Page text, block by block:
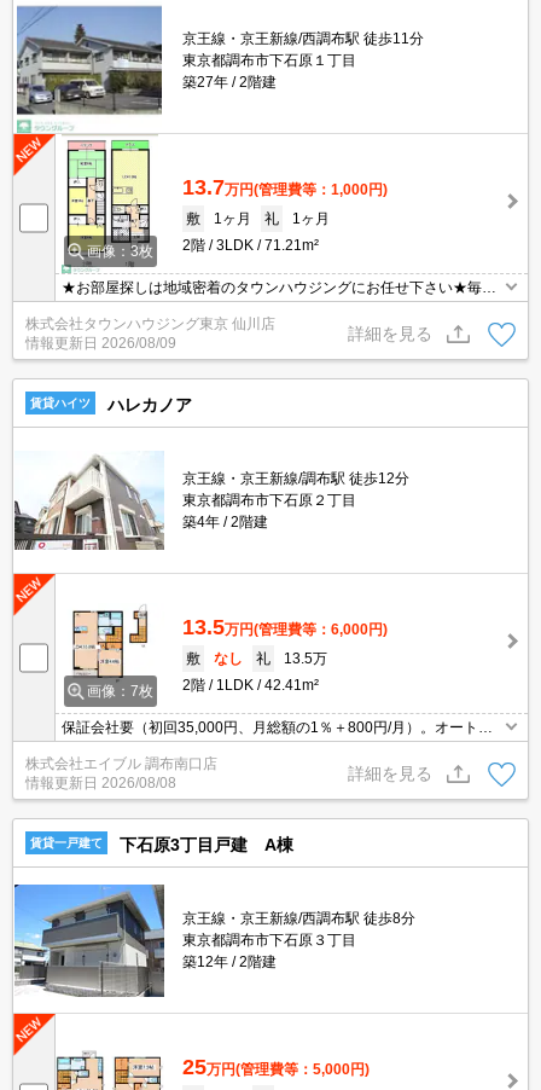
京王線・京王新線/西調布駅 徒歩11分
東京都調布市下石原１丁目
築27年
2階建
画像：3枚
13.7万円(管理費等：1,000円)
敷
1ヶ月 礼
1ヶ月
2階
3LDK 71.21m²
★お部屋探しは地域密着のタウンハウジングにお任せ下さい★毎日
新着情報更新中★
株式会社タウンハウジング東京 仙川店
情報更新日 2026/08/09
詳細を見る
賃貸ハイツ ハレカノア
京王線・京王新線/調布駅 徒歩12分
東京都調布市下石原２丁目
築4年
2階建
画像：7枚
13.5万円(管理費等：6,000円)
敷
なし 礼
13.5万
2階
1LDK 42.41m²
保証会社要（初回35,000円、月総額の1％＋800円/月）。オートロ
ック。宅配ボックスあり。
株式会社エイブル 調布南口店
情報更新日 2026/08/08
詳細を見る
賃貸一戸建て 下石原3丁目戸建 A棟
京王線・京王新線/西調布駅 徒歩8分
東京都調布市下石原３丁目
築12年
2階建
25万円(管理費等：5,000円)